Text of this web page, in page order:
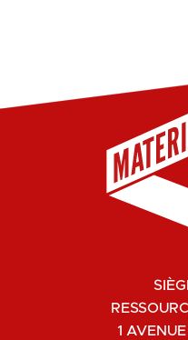
1